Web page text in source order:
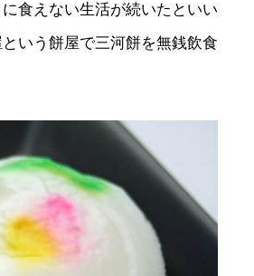
食えない生活が続いたといい
いう餅屋で三河餅を無銭飲食